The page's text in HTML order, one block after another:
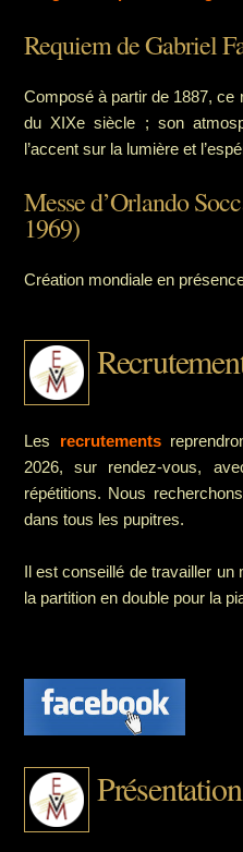
Requiem de Gabriel
Composé à partir de 1887, ce
du XIXe siècle ; son
l’accent sur la lumière et
Messe d’Orlando
1969)
Création mondiale en
Les recrutements
2026, sur rendez-vous,
répétitions. Nous
dans tous les pupitres.
Il est conseillé de travailler un
la partition en double pour la